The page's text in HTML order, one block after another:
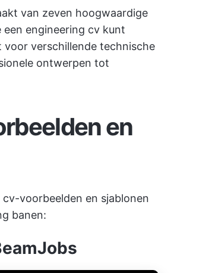
van zeven hoogwaardige
engineering cv kunt
verschillende technische
ontwerpen tot
en
voorbeelden en sjablonen
banen: